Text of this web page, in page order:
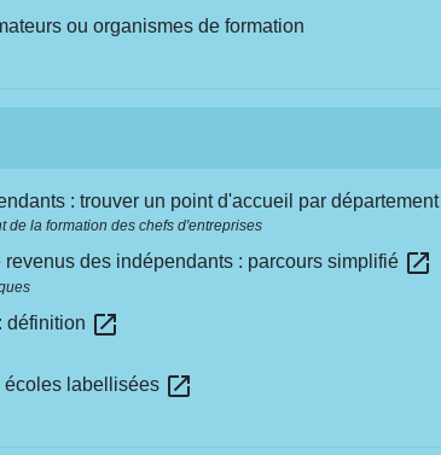
ou organismes de formation
: trouver un point d'accueil par département
de la formation des chefs d'entreprises
des indépendants : parcours simplifié open_in_new
définition open_in_new
écoles labellisées open_in_new